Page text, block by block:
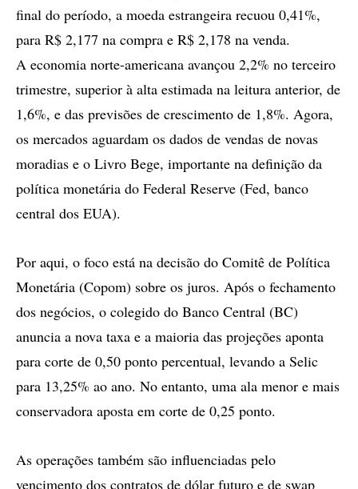
final do período, a moeda estrangeira recuou 0,41%,
para R$ 2,177 na compra e R$ 2,178 na venda.
A economia norte-americana avançou 2,2% no terceiro
trimestre, superior à alta estimada na leitura anterior, de
1,6%, e das previsões de crescimento de 1,8%. Agora,
os mercados aguardam os dados de vendas de novas
moradias e o Livro Bege, importante na definição da
política monetária do Federal Reserve (Fed, banco
central dos EUA).
Por aqui, o foco está na decisão do Comitê de Política
Monetária (Copom) sobre os juros. Após o fechamento
dos negócios, o colegido do Banco Central (BC)
anuncia a nova taxa e a maioria das projeções aponta
para corte de 0,50 ponto percentual, levando a Selic
para 13,25% ao ano. No entanto, uma ala menor e mais
conservadora aposta em corte de 0,25 ponto.
As operações também são influenciadas pelo
vencimento dos contratos de dólar futuro e de swap